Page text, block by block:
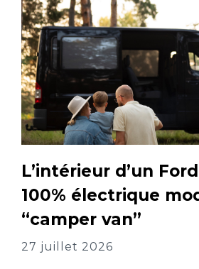
L’intérieur d’un
100% électrique
“camper van”
27 juillet 2026